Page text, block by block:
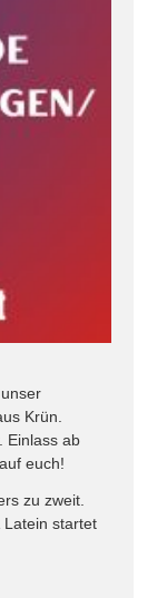
Krün.
Einlass ab
euch!
zu zweit.
Latein startet